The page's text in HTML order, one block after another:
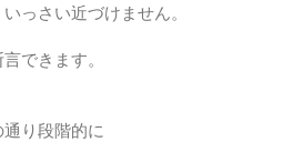
っさい近づけません。
できます。
り段階的に